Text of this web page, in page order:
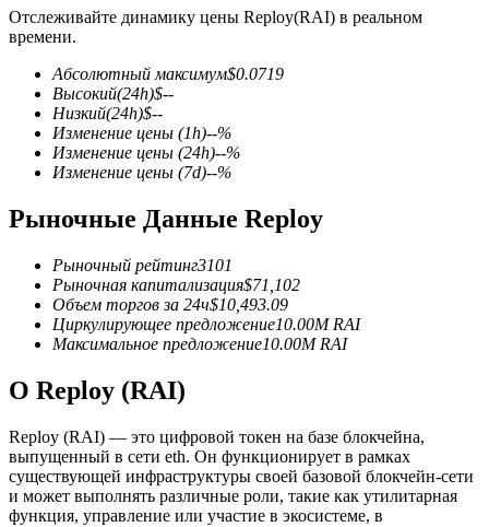
Фьючерсы на COIN-M
Криптовалютные фьючерсы
TradFi
Деривативы на акции, форекс, драгоценные металлы и
сырьевые товары
Отслеживайте динамику цены Reploy(RAI) в реальном
времени.
Абсолютный максимум$0.0719
Высокий(24h)$--
Низкий(24h)$--
Изменение цены (1h)--%
Изменение цены (24h)--%
Изменение цены (7d)--%
Рыночные Данные Reploy
Рыночный рейтинг3101
Рыночная капитализация$71,102
Объем торгов за 24ч$10,493.09
Циркулирующее предложение10.00M RAI
Максимальное предложение10.00M RAI
О Reploy (RAI)
Reploy (RAI) — это цифровой токен на базе блокчейна,
выпущенный в сети eth. Он функционирует в рамках
существующей инфраструктуры своей базовой блокчейн-сети
и может выполнять различные роли, такие как утилитарная
функция, управление или участие в экосистеме, в